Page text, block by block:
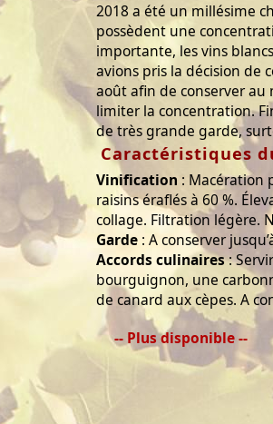
2018 a été un millésime
possèdent une
importante, les vins
avions pris la décision de
août afin de conserver au
limiter la concentration.
de très grande garde,
Caractéristiques
Vinification : Macération
raisins éraflés à 60 %.
collage. Filtration légère.
Garde : A conserver
Accords culinaires:
bourguignon, une
de canard aux cèpes. A
-- Plus disponible --